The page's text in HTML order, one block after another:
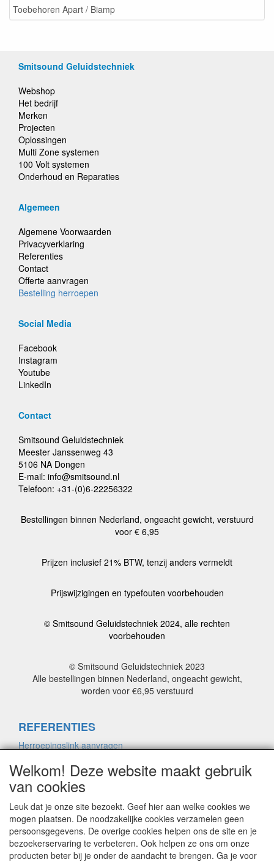
Toebehoren Apart / Biamp
Smitsound Geluidstechniek
Webshop
Het bedrijf
Merken
Projecten
Oplossingen
Multi Zone systemen
100 Volt systemen
Onderhoud en Reparaties
Algemeen
Algemene Voorwaarden
Privacyverklaring
Referenties
Contact
Offerte aanvragen
Bestelling herroepen
Social Media
Facebook
Instagram
Youtube
LinkedIn
Contact
Smitsound Geluidstechniek
Meester Janssenweg 43
5106 NA Dongen
E-mail: info@smitsound.nl
Telefoon: +31-(0)6-22256322
Bestellingen binnen Nederland, ongeacht gewicht, verstuurd
voor € 6,95
Prijzen inclusief 21% BTW, tenzij anders vermeldt
Prijswijzigingen en typefouten voorbehouden
© Smitsound Geluidstechniek 2024, alle rechten
voorbehouden
© Smitsound Geluidstechniek 2023
Alle bestellingen binnen Nederland, ongeacht gewicht,
worden voor €6,95 verstuurd
REFERENTIES
Herroepingslink aanvragen
ALGEMENE VOORWAARDEN
Herroepingslink aanvragen
PRIVACYVERKLARING
Welkom! Deze website maakt gebruik
van cookies
Leuk dat je onze site bezoekt. Geef hier aan welke cookies we
mogen plaatsen. De noodzakelijke cookies verzamelen geen
persoonsgegevens. De overige cookies helpen ons de site en je
bezoekerservaring te verbeteren. Ook helpen ze ons om onze
producten beter bij je onder de aandacht te brengen. Ga je voor